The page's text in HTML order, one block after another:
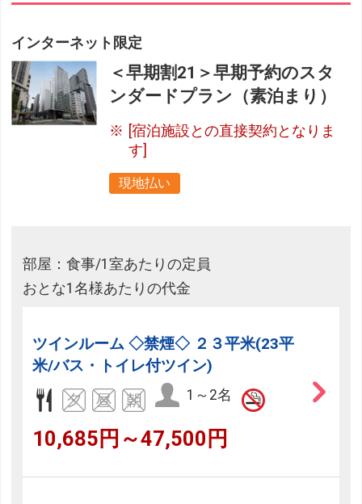
インターネット限定
＜早期割21＞早期予約のスタ
ンダードプラン（素泊まり）
[宿泊施設との直接契約となりま
す]
現地払い
部屋：食事/1室あたりの定員
おとな1名様あたりの代金
ツインルーム ◇禁煙◇ ２３平米(23平
米/バス・トイレ付ツイン)
1～2名
10,685円～47,500円